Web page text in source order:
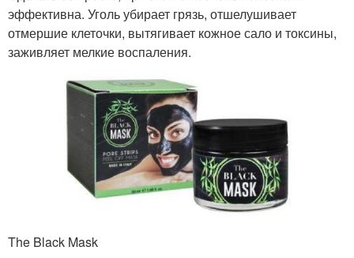
эффективна. Уголь убирает грязь, отшелушивает
отмершие клеточки, вытягивает кожное сало и токсины,
заживляет мелкие воспаления.
The Black Mask